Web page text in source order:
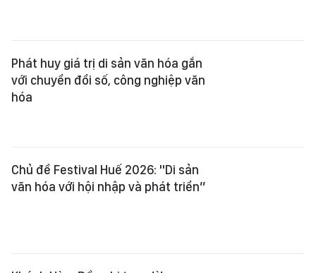
Phát huy giá trị di sản văn hóa gắn
với chuyển đổi số, công nghiệp văn
hóa
Chủ đề Festival Huế 2026: "Di sản
văn hóa với hội nhập và phát triển”